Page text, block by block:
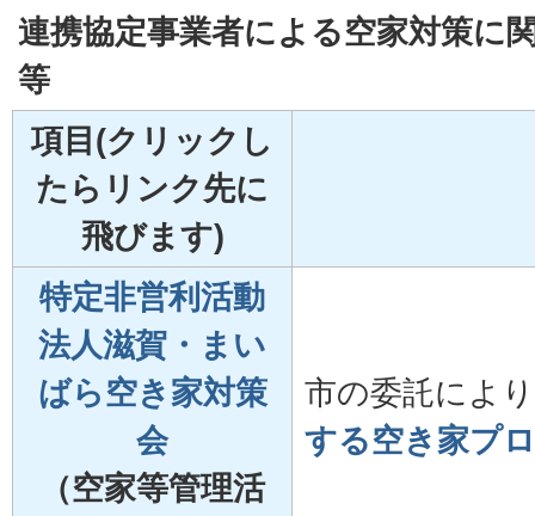
連携協定事業者による空家対策に
等
項目(クリックし
たらリンク先に
飛びます)
特定非営利活動
法人滋賀・まい
ばら空き家対策
会
（空家等管理活
市の委託により
する空き家プ